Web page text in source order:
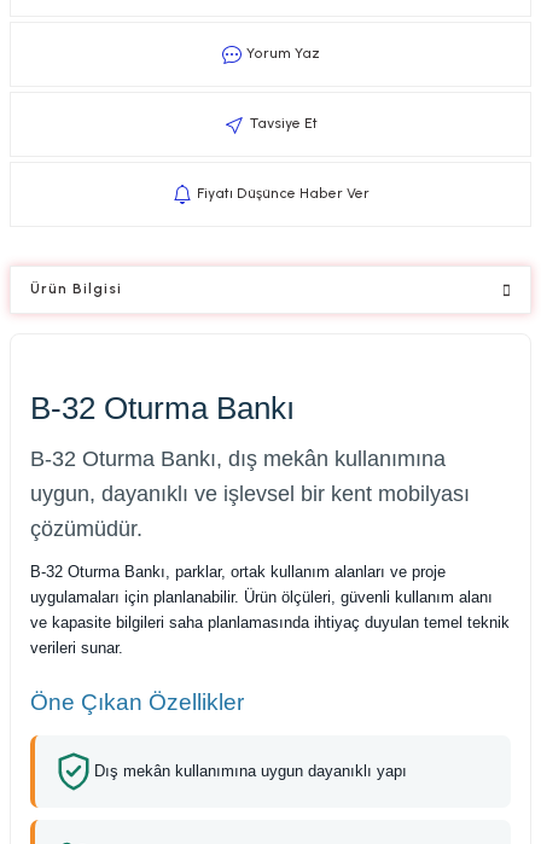
Yorum Yaz
Tavsiye Et
Fiyatı Düşünce Haber Ver
Ürün Bilgisi
B-32 Oturma Bankı
B-32 Oturma Bankı, dış mekân kullanımına
uygun, dayanıklı ve işlevsel bir kent mobilyası
çözümüdür.
B-32 Oturma Bankı, parklar, ortak kullanım alanları ve proje
uygulamaları için planlanabilir. Ürün ölçüleri, güvenli kullanım alanı
ve kapasite bilgileri saha planlamasında ihtiyaç duyulan temel teknik
verileri sunar.
Öne Çıkan Özellikler
Dış mekân kullanımına uygun dayanıklı yapı